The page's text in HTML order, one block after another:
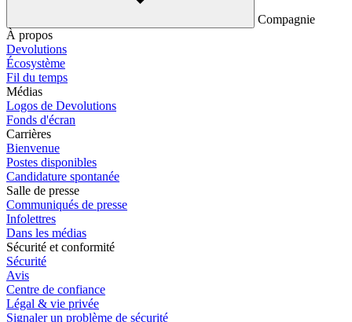
Compagnie
À propos
Devolutions
Écosystème
Fil du temps
Médias
Logos de Devolutions
Fonds d'écran
Carrières
Bienvenue
Postes disponibles
Candidature spontanée
Salle de presse
Communiqués de presse
Infolettres
Dans les médias
Sécurité et conformité
Sécurité
Avis
Centre de confiance
Légal & vie privée
Signaler un problème de sécurité